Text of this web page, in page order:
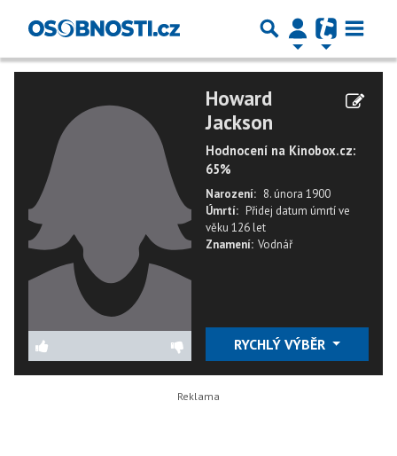
Howard
Jackson
Hodnocení na Kinobox.cz:
65%
Narození: 8. února 1900
Úmrtí: Přidej datum úmrtíve
věku 126 let
Znamení: Vodnář
RYCHLÝ VÝBĚR